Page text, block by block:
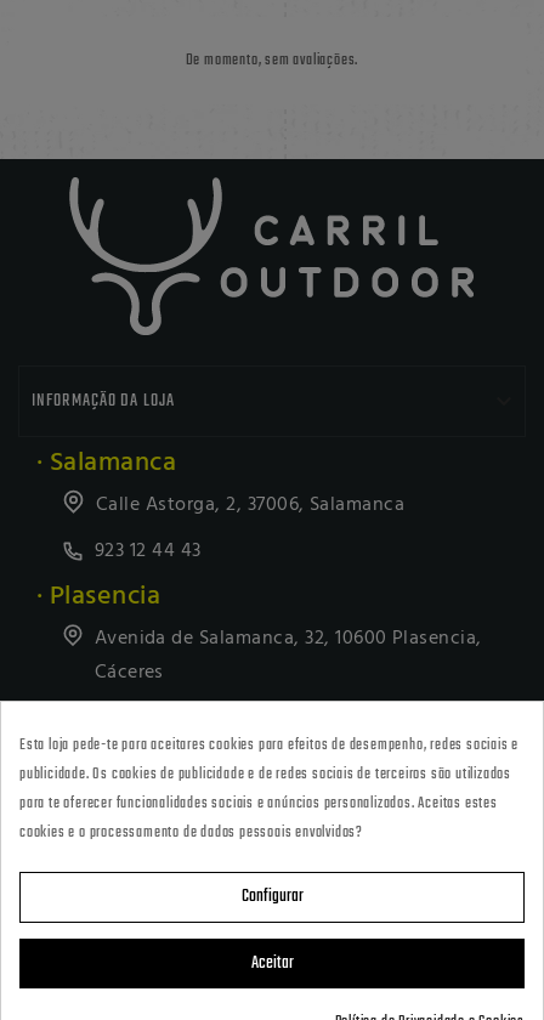
De momento, sem avaliações.
INFORMAÇÃO DA LOJA
· Salamanca
Calle Astorga, 2, 37006, Salamanca
923 12 44 43
· Plasencia
Avenida de Salamanca, 32, 10600 Plasencia,
Cáceres
· Tienda Online
marketing@armeriacarril.com
CATEGORÍAS 

Esta loja pede-te para aceitares cookies para efeitos de desempenho, redes sociais e
publicidade. Os cookies de publicidade e de redes sociais de terceiros são utilizados
para te oferecer funcionalidades sociais e anúncios personalizados. Aceitas estes
cookies e o processamento de dados pessoais envolvidos?
Configurar
Aceitar